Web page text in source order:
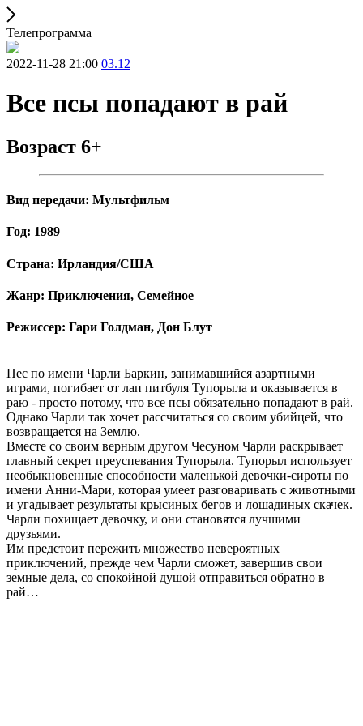
Телепрограмма
2022-11-28 21:00 03.12
Все псы попадают в рай
Возраст 6+
Вид передачи: Мультфильм
Год: 1989
Страна: Ирландия/США
Жанр: Приключения, Семейное
Режиссер: Гари Голдман, Дон Блут
Пес по имени Чарли Баркин, занимавшийся азартными
играми, погибает от лап питбуля Тупорыла и оказывается в
раю - просто потому, что все псы обязательно попадают в рай.
Однако Чарли так хочет рассчитаться со своим убийцей, что
возвращается на Землю.
Вместе со своим верным другом Чесуном Чарли раскрывает
главный секрет преуспевания Тупорыла. Тупорыл использует
необыкновенные способности маленькой девочки-сироты по
имени Анни-Мари, которая умеет разговаривать с животными
и угадывает результаты крысиных бегов и лошадиных скачек.
Чарли похищает девочку, и они становятся лучшими
друзьями.
Им предстоит пережить множество невероятных
приключений, прежде чем Чарли сможет, завершив свои
земные дела, со спокойной душой отправиться обратно в
рай…